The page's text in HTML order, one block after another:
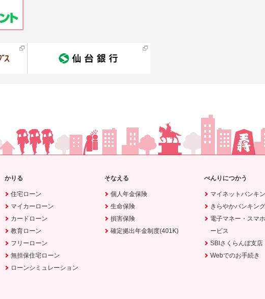
かりる
住宅ローン
マイカーローン
カードローン
教育ローン
フリーローン
無担保住宅ローン
ローンシミュレーション
そなえる
個人年金保険
生命保険
損害保険
確定拠出年金制度(401K)
べんりにつかう
マイネットバンキ
きらやかバンキン
電子マネー・スマ
ービス
SBIさくらんぼ支店
Webでのお手続き